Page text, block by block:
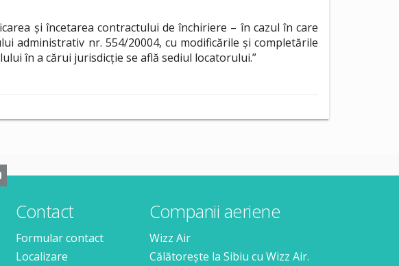
și încetarea contractului de închiriere – în cazul în care
administrativ nr. 554/20004, cu modificările și completările
în a cărui jurisdicție se află sediul locatorului.”
Contact
Formular contact
Localizare
Companii aeriene
Wizz Air
Călătorește la Sibiu cu Wizz Air.